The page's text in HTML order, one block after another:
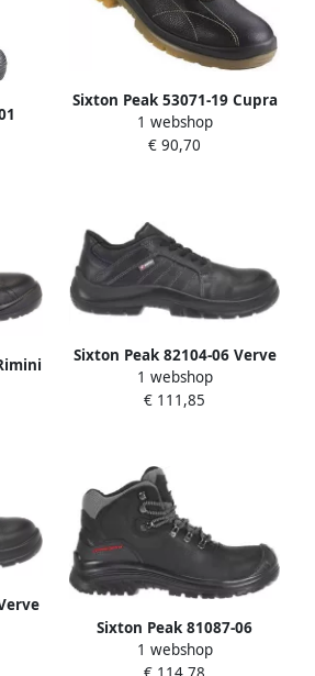
Sixton Peak 53071-19 Cupra
02 LG SRC Zwart
11.091.092.36
1 webshop
€ 90,70
Sixton Peak 82104-06 Verve
LG S3 Zwart 11.091.036.47
1 webshop
€ 111,85
Sixton Peak 81087-06
Corvara Hoog S3 | Zwart |
1 webshop